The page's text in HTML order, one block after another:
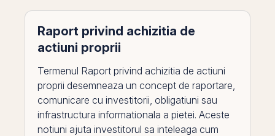
Raport privind achizitia de
actiuni proprii
Termenul Raport privind achizitia de actiuni
proprii desemneaza un concept de raportare,
comunicare cu investitorii, obligatiuni sau
infrastructura informationala a pietei. Aceste
notiuni ajuta investitorul sa inteleaga cum